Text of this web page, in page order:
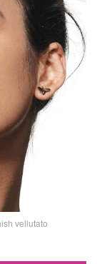
vellutato